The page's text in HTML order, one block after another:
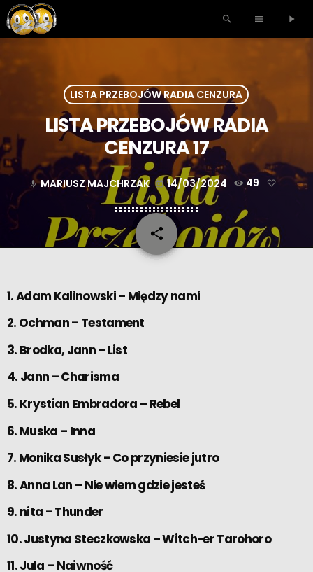
search menu play_arrow
LISTA PRZEBOJÓW RADIA CENZURA
LISTA PRZEBOJÓW RADIA
CENZURA 17
mic MARIUSZ MAJCHRZAK today 14/03/2024 49
share
email
1. Adam Kalinowski – Między nami
2. Ochman – Testament
3. Brodka, Jann – List
4. Jann – Charisma
5. Krystian Embradora – Rebel
6. Muska – Inna
7. Monika Susłyk – Co przyniesie jutro
8. Anna Lan – Nie wiem gdzie jesteś
9. nita – Thunder
10. Justyna Steczkowska – Witch-er Tarohoro
11. Jula – Naiwność